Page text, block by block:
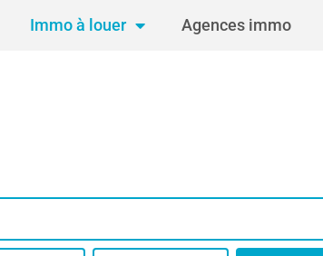
Immo à louer Agences immo